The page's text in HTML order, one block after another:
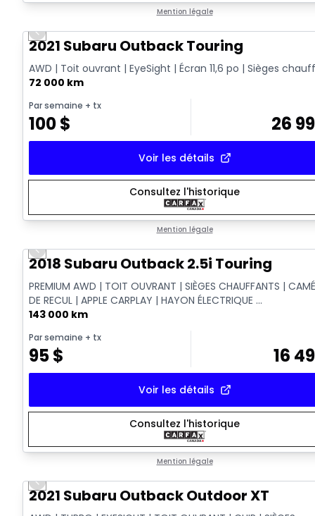
Mention légale
Previous slide
2021 Subaru Outback Touring
AWD | Toit ouvrant | EyeSight | Écran 11,6 po | Sièges
72 000 km
Par semaine + tx
100$ 26
Voir les détails
Consultez l'historique
Mention légale
Previous slide
2018 Subaru Outback 2.5i Touring
PREMIUM AWD | TOIT OUVRANT | SIÈGES CHAUFFANTS |
DE RECUL | APPLE CARPLAY | HAYON ÉLECTRIQUE ...
143 000 km
Par semaine + tx
95$ 16
Voir les détails
Consultez l'historique
Mention légale
Vidéo disponible
Previous slide
2021 Subaru Outback Outdoor XT